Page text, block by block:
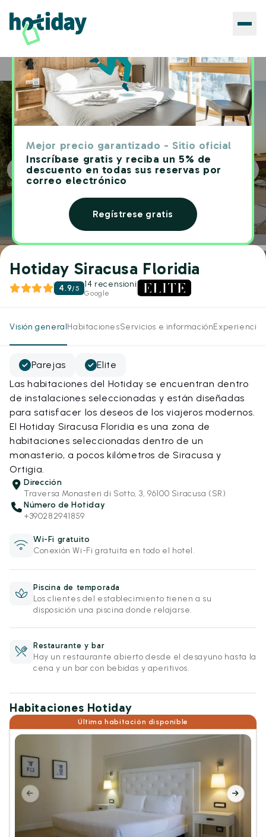
Mejor precio garantizado - Sitio oficial
Inscríbase gratis y reciba un 5% de
descuento en todas sus reservas por
correo electrónico
Regístrese gratis
Home Hoteles Hotiday Siracusa Floridia
Hotiday Siracusa Floridia
4.9/5 14 recensioni
Google
Visión generalHabitacionesServicios e informaciónExperiencias
Parejas
Elite
Las habitaciones del Hotiday se encuentran dentro
de instalaciones seleccionadas y están diseñadas
para satisfacer los deseos de los viajeros modernos.
El Hotiday Siracusa Floridia es una zona de
habitaciones seleccionadas dentro de un
monasterio, a pocos kilómetros de Siracusa y
Ortigia.
Dirección
Traversa Monasteri di Sotto, 3, 96100 Siracusa (SR)
Número de Hotiday
+390282941859
Wi-Fi gratuito
Conexión Wi-Fi gratuita en todo el hotel.
Piscina de temporada
Los clientes del establecimiento tienen a su
disposición una piscina donde relajarse.
Restaurante y bar
Hay un restaurante abierto desde el desayuno hasta la
cena y un bar con bebidas y aperitivos.
Habitaciones Hotiday
Última habitación disponible